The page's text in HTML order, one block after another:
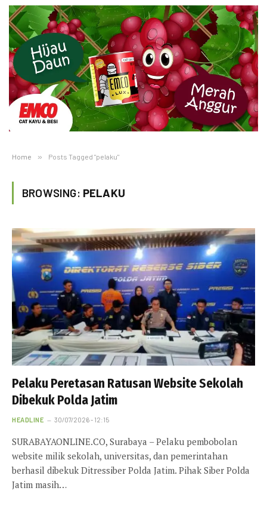
Home » Posts Tagged "pelaku"
BROWSING: PELAKU
Pelaku Peretasan Ratusan Website Sekolah
Dibekuk Polda Jatim
HEADLINE 30/07/2026 - 12:15
SURABAYAONLINE.CO, Surabaya – Pelaku pembobolan
website milik sekolah, universitas, dan pemerintahan
berhasil dibekuk Ditressiber Polda Jatim. Pihak Siber Polda
Jatim masih…